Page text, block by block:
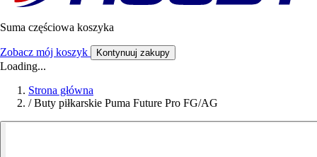
Suma częściowa koszyka
Zobacz mój koszyk Kontynuuj zakupy
Loading...
Strona główna
/ Buty piłkarskie Puma Future Pro FG/AG